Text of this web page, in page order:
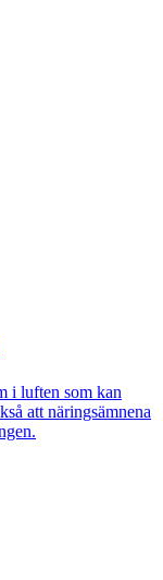
i luften som kan
att näringsämnena